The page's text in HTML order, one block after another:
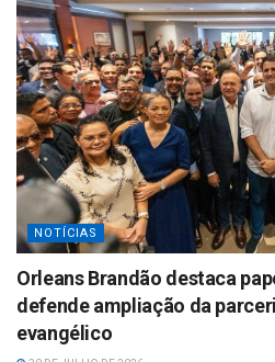
NOTÍCIAS
Orleans Brandão destaca
defende ampliação da
evangélico